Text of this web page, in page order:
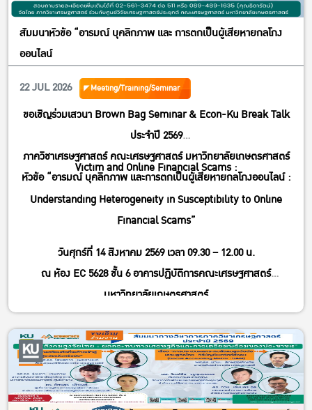
สัมมนาหัวข้อ “อารมณ์ บุคลิกภาพ และ การตกเป็นผู้เสียหายกลโกง
ออนไลน์
22 JUL 2026
Meeting/Training/Seminar
ขอเชิญร่วมเสวนา Brown Bag Seminar & Econ-Ku Break Talk
ประจำปี 2569
ภาควิชาเศรษฐศาสตร์ คณะเศรษฐศาสตร์ มหาวิทยาลัยเกษตรศาสตร์
หัวข้อ “อารมณ์ บุคลิกภาพ และการตกเป็นผู้เสียหายกลโกงออนไลน์ :
Victim and Online Financial Scams :
Understanding Heterogeneity in Susceptibility to Online
Financial Scams”
วันศุกร์ที่ 14 สิงหาคม 2569 เวลา 09.30 – 12.00 น.
ณ ห้อง EC 5628 ชั้น 6 อาคารปฏิบัติการคณะเศรษฐศาสตร์
มหาวิทยาลัยเกษตรศาสตร์
สามารถลงทะเบียนเข้าร่วมที่ Link >>https://kasets.art/8PdLd9
โดยไม่มีค่าใช้จ่าย
เข้าร่วมออนไลน์ผ่าน Zoom ลงทะเบียนได้ที่ Link >>
https://kasets.art/IDpr1y
Join Zoom Meeting ID: 944 7531 2376 Passcode: 792464